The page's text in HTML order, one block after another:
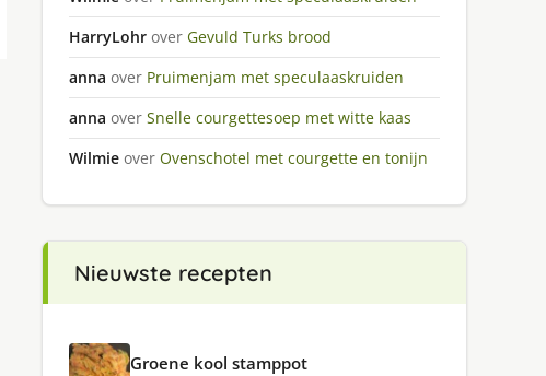
HarryLohr over Gevuld Turks brood
anna over Pruimenjam met speculaaskruiden
anna over Snelle courgettesoep met witte kaas
Wilmie over Ovenschotel met courgette en tonijn
Nieuwste recepten
Groene kool stamppot